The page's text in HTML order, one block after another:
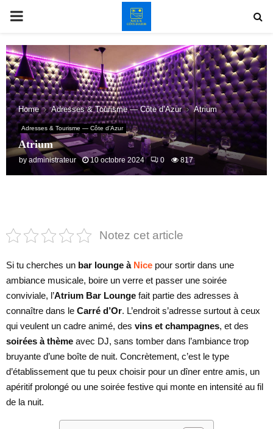
PRIMARY
MENU
Home Adresses & Tourisme — Côte d’Azur Atrium
Adresses & Tourisme — Côte d’Azur
Atrium
by administrateur 10 octobre 2024 0 817
Notez cet article
Si tu cherches un bar lounge à Nice pour sortir dans une
ambiance musicale, boire un verre et passer une soirée
conviviale, l’Atrium Bar Lounge fait partie des adresses à
connaître dans le Carré d’Or. L’endroit s’adresse surtout à ceux
qui veulent un cadre animé, des vins et champagnes, et des
soirées à thème avec DJ, sans tomber dans l’ambiance trop
bruyante d’une boîte de nuit. Concrètement, c’est le type
d’établissement que tu peux choisir pour un dîner entre amis, un
apéritif prolongé ou une soirée festive qui monte en intensité au fil
de la nuit.